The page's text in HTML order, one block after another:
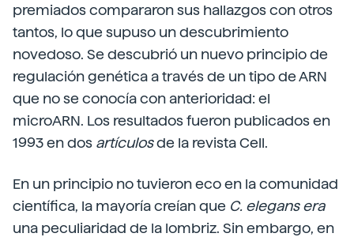
premiados compararon sus hallazgos con otros
tantos, lo que supuso un descubrimiento
novedoso. Se descubrió un nuevo principio de
regulación genética a través de un tipo de ARN
que no se conocía con anterioridad: el
microARN. Los resultados fueron publicados en
1993 en dos artículosde la revista Cell.
En un principio no tuvieron eco en la comunidad
científica, la mayoría creían que C. elegans era
una peculiaridad de la lombriz. Sin embargo, en